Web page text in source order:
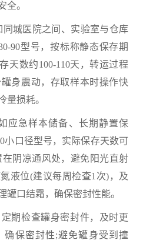
全。
城医院之间、实验室与仓库
90型号，按标称静态保存期
天数约100-110天，转运过程
身震动，存取样本时操作快
量损耗。
急样本储备、长期静置保
小口径型号，实际保存天数可
在阴凉通风处，避免阳光直射
液位(建议每周检查1次)，及
罐口结霜，确保密封性能。
检查罐身密封件，及时更
确保密封性;避免罐身受到撞